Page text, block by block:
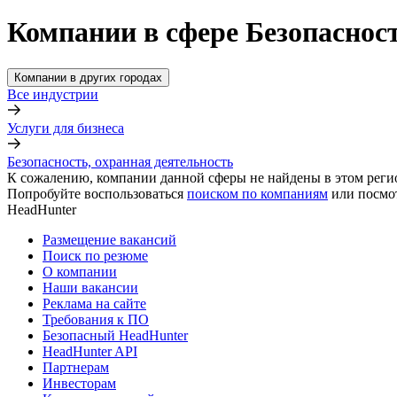
Компании в сфере
Компании в других городах
Все индустрии
Услуги для бизнеса
Безопасность, охранная деятельность
К сожалению, компании данной сферы не найдены в этом
Попробуйте воспользоваться поиском по компаниям или
HeadHunter
Размещение вакансий
Поиск по резюме
О компании
Наши вакансии
Реклама на сайте
Требования к ПО
Безопасный HeadHunter
HeadHunter API
Партнерам
Инвесторам